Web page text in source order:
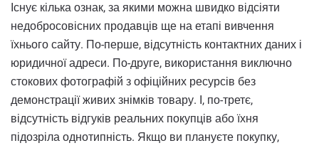
Існує кілька ознак, за якими можна швидко відсіяти
недобросовісних продавців ще на етапі вивчення
їхнього сайту. По-перше, відсутність контактних даних і
юридичної адреси. По-друге, використання виключно
стокових фотографій з офіційних ресурсів без
демонстрації живих знімків товару. І, по-третє,
відсутність відгуків реальних покупців або їхня
підозріла однотипність. Якщо ви плануєте покупку,